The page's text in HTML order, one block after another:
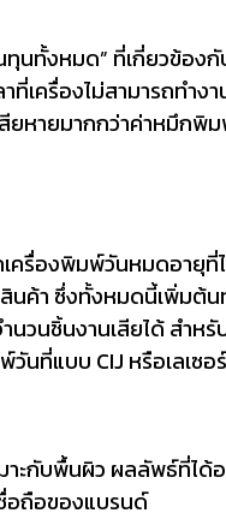
นทั้งหมด” ที่เกี่ยวข้อ
เครื่องไม่สามารถท
สียหายมากกว่าค่าหมึ
ครื่องพิมพ์วันหมดอา
า ซึ่งทั้งหมดนี้เพิ่มต้
วนชิ้นงานเสียได้ สำห
ที่แบบ CIJ หรือเลเซอ
าะกับพื้นผิว ผลลัพธ์ที่
อถือของแบรนด์